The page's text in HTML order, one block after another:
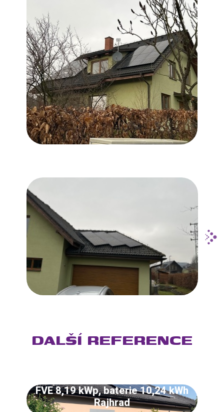
DALŠÍ REFERENCE
FVE 8,19 kWp, baterie 10,24 kWh
Rajhrad